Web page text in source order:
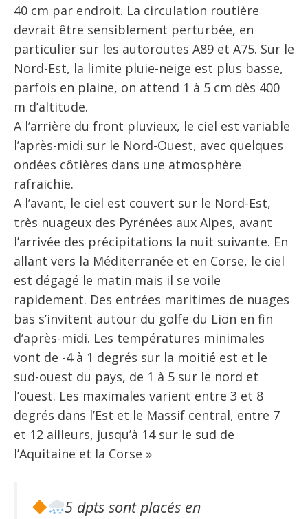
40 cm par endroit. La circulation routière
devrait être sensiblement perturbée, en
particulier sur les autoroutes A89 et A75. Sur le
Nord-Est, la limite pluie-neige est plus basse,
parfois en plaine, on attend 1 à 5 cm dès 400
m d’altitude.
A l’arrière du front pluvieux, le ciel est variable
l’après-midi sur le Nord-Ouest, avec quelques
ondées côtières dans une atmosphère
rafraichie.
A l’avant, le ciel est couvert sur le Nord-Est,
très nuageux des Pyrénées aux Alpes, avant
l’arrivée des précipitations la nuit suivante. En
allant vers la Méditerranée et en Corse, le ciel
est dégagé le matin mais il se voile
rapidement. Des entrées maritimes de nuages
bas s’invitent autour du golfe du Lion en fin
d’après-midi. Les températures minimales
vont de -4 à 1 degrés sur la moitié est et le
sud-ouest du pays, de 1 à 5 sur le nord et
l’ouest. Les maximales varient entre 3 et 8
degrés dans l’Est et le Massif central, entre 7
et 12 ailleurs, jusqu’à 14 sur le sud de
l’Aquitaine et la Corse »
5 dpts sont placés en